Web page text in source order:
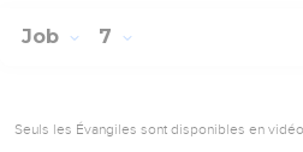
Job 7
Seuls les Évangiles sont disponibles en